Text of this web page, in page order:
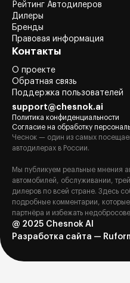
Рейтинг Автодилеров
Дилеры
Бренды
Правовая информация
Контакты
О проекте
Обратная связь
Поддержка пользователей
support@chesnok.ai
Политика конфиденциальности
Согласие на обработку
Чеснок — один из самых
автодилерах в России.
Мы публикуем реальные мнения
автомобилей, обслуживании,
дилеров по всей стране. Здесь
подробные комментарии,
партнёра и избежать
@ 2025 Chesnok AI
Разработка сайта —